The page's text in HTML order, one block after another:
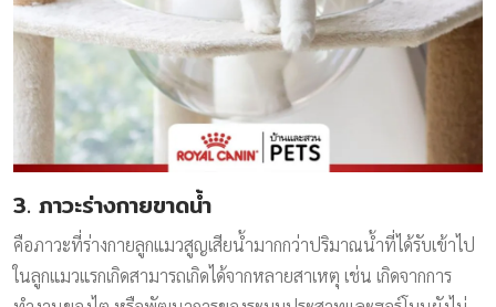
3. ภาวะร่างกายขาดน้ำ
คือภาวะที่ร่างกายลูกแมวสูญเสียน้ำมากกว่าปริมาณน้ำที่ได้รับเข้าไป
ในลูกแมวแรกเกิดสามารถเกิดได้จากหลายสาเหตุ เช่น เกิดจากการ